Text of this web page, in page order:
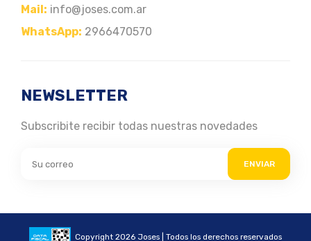
Mail: info@joses.com.ar
WhatsApp: 2966470570
NEWSLETTER
Subscribite recibir todas nuestras novedades
ENVIAR
Copyright 2026 Joses | Todos los derechos reservados